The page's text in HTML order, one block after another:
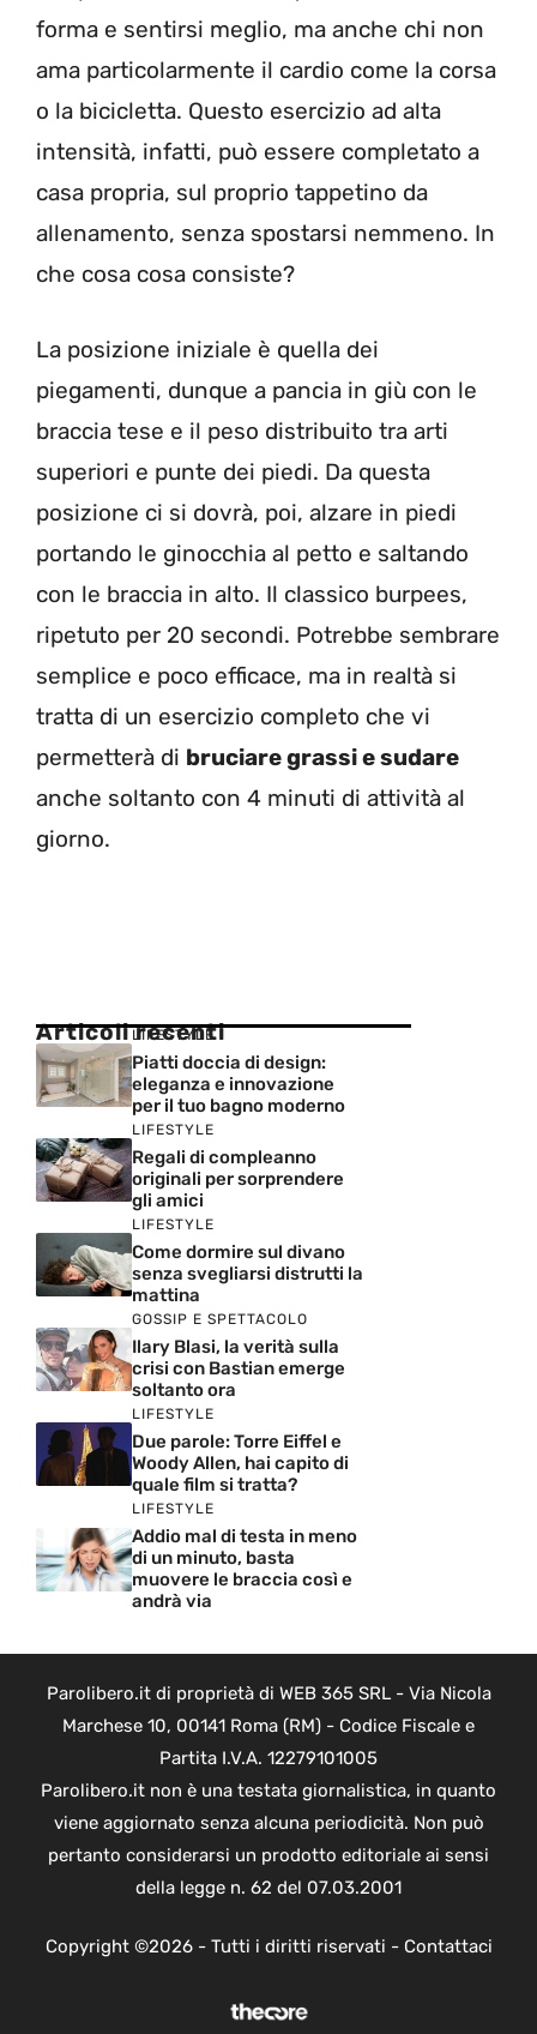
forma e sentirsi meglio, ma anche chi non
ama particolarmente il cardio come la corsa
o la bicicletta. Questo esercizio ad alta
intensità, infatti, può essere completato a
casa propria, sul proprio tappetino da
allenamento, senza spostarsi nemmeno. In
che cosa cosa consiste?
La posizione iniziale è quella dei
piegamenti, dunque a pancia in giù con le
braccia tese e il peso distribuito tra arti
superiori e punte dei piedi. Da questa
posizione ci si dovrà, poi, alzare in piedi
portando le ginocchia al petto e saltando
con le braccia in alto. Il classico burpees,
ripetuto per 20 secondi. Potrebbe sembrare
semplice e poco efficace, ma in realtà si
tratta di un esercizio completo che vi
permetterà di bruciare grassi e sudare
anche soltanto con 4 minuti di attività al
giorno.
Articoli recenti
LIFESTYLE
Piatti doccia di design:
eleganza e innovazione
per il tuo bagno moderno
LIFESTYLE
Regali di compleanno
originali per sorprendere
gli amici
LIFESTYLE
Come dormire sul divano
senza svegliarsi distrutti la
mattina
GOSSIP E SPETTACOLO
Ilary Blasi, la verità sulla
crisi con Bastian emerge
soltanto ora
LIFESTYLE
Due parole: Torre Eiffel e
Woody Allen, hai capito di
quale film si tratta?
LIFESTYLE
Addio mal di testa in meno
di un minuto, basta
muovere le braccia così e
andrà via
Parolibero.it di proprietà di WEB 365 SRL - Via Nicola
Marchese 10, 00141 Roma (RM) - Codice Fiscale e
Partita I.V.A. 12279101005
Parolibero.it non è una testata giornalistica, in quanto
viene aggiornato senza alcuna periodicità. Non può
pertanto considerarsi un prodotto editoriale ai sensi
della legge n. 62 del 07.03.2001
Copyright ©2026 - Tutti i diritti riservati - Contattaci